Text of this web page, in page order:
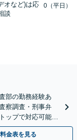
オなど)は応
談
0（平日）
部の勤務経験あ
察調査・刑事弁
ップで対応可能！
料金表を見る